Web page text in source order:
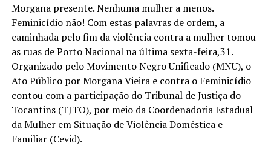
Morgana presente. Nenhuma mulher a menos.
Feminicídio não! Com estas palavras de ordem, a
caminhada pelo fim da violência contra a mulher tomou
as ruas de Porto Nacional na última sexta-feira,31.
Organizado pelo Movimento Negro Unificado (MNU), o
Ato Público por Morgana Vieira e contra o Feminicídio
contou com a participação do Tribunal de Justiça do
Tocantins (TJTO), por meio da Coordenadoria Estadual
da Mulher em Situação de Violência Doméstica e
Familiar (Cevid).